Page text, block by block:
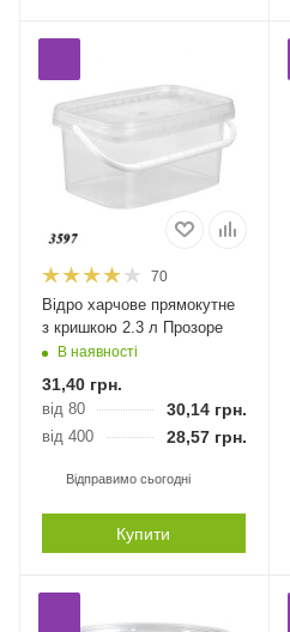
70
Відро харчове прямокутне
з кришкою 2.3 л Прозоре
В наявності
31,40 грн.
від 80 30,14 грн.
від 400 28,57 грн.
Відправимо сьогодні
Купити